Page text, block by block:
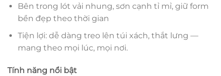
Bên trong lót vải nhung, sơn cạnh tỉ mỉ, giữ form
bền đẹp theo thời gian
Tiện lợi: dễ dàng treo lên túi xách, thắt lưng —
mang theo mọi lúc, mọi nơi.
Tính năng nổi bật